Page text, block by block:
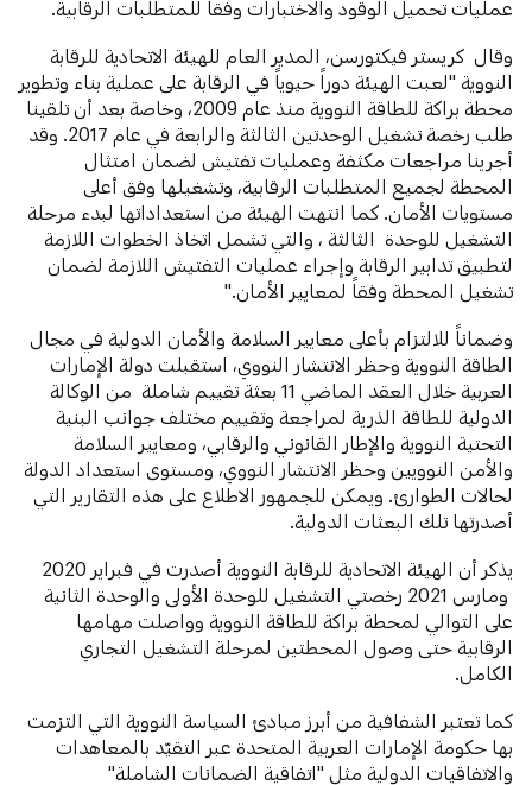
عمليات تحميل الوقود والاختبارات وفقاً للمتطلبات الرقابية.
وقال كريستر فيكتورسن، المدير العام للهيئة الاتحادية للرقابة
النووية "لعبت الهيئة دوراً حيوياً في الرقابة على عملية بناء وتطوير
محطة براكة للطاقة النووية منذ عام 2009، وخاصة بعد أن تلقينا
طلب رخصة تشغيل الوحدتين الثالثة والرابعة في عام 2017. وقد
أجرينا مراجعات مكثفة وعمليات تفتيش لضمان امتثال
المحطة لجميع المتطلبات الرقابية، وتشغيلها وفق أعلى
مستويات الأمان. كما انتهت الهيئة من استعداداتها لبدء مرحلة
التشغيل للوحدة الثالثة ، والتي تشمل اتخاذ الخطوات اللازمة
لتطبيق تدابير الرقابة وإجراء عمليات التفتيش اللازمة لضمان
تشغيل المحطة وفقاً لمعايير الأمان."
وضماناً للالتزام بأعلى معايير السلامة والأمان الدولية في مجال
الطاقة النووية وحظر الانتشار النووي، استقبلت دولة الإمارات
العربية خلال العقد الماضي 11 بعثة تقييم شاملة من الوكالة
الدولية للطاقة الذرية لمراجعة وتقييم مختلف جوانب البنية
التحتية النووية والإطار القانوني والرقابي، ومعايير السلامة
والأمن النوويين وحظر الانتشار النووي، ومستوى استعداد الدولة
لحالات الطوارئ. ويمكن للجمهور الاطلاع على هذه التقارير التي
أصدرتها تلك البعثات الدولية.
يذكر أن الهيئة الاتحادية للرقابة النووية أصدرت في فبراير 2020
ومارس 2021 رخصتي التشغيل للوحدة الأولى والوحدة الثانية
على التوالي لمحطة براكة للطاقة النووية وواصلت مهامها
الرقابية حتى وصول المحطتين لمرحلة التشغيل التجاري
الكامل.
كما تعتبر الشفافية من أبرز مبادئ السياسة النووية التي التزمت
بها حكومة الإمارات العربية المتحدة عبر التقيّد بالمعاهدات
والاتفاقيات الدولية مثل "اتفاقية الضمانات الشاملة"